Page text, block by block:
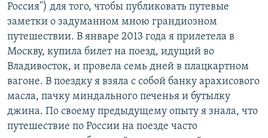
Россия") для того, чтобы публиковать путевые
заметки о задуманном мною грандиозном
путешествии. В январе 2013 года я прилетела в
Москву, купила билет на поезд, идущий во
Владивосток, и провела семь дней в плацкартном
вагоне. В поездку я взяла с собой банку арахисового
масла, пачку миндального печенья и бутылку
джина. По своему предыдущему опыту я знала, что
путешествие по России на поезде часто